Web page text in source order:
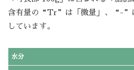
含有量の“Tr”は「微量」、“-”
しています。
水分